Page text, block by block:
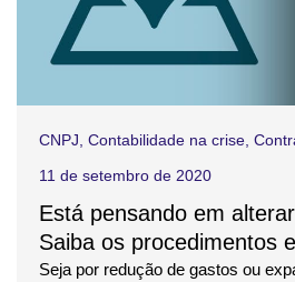
CNPJ, Contabilidade na crise,
11 de setembro de 2020
Está pensando em
Saiba os procedimentos
Seja por redução de gastos ou